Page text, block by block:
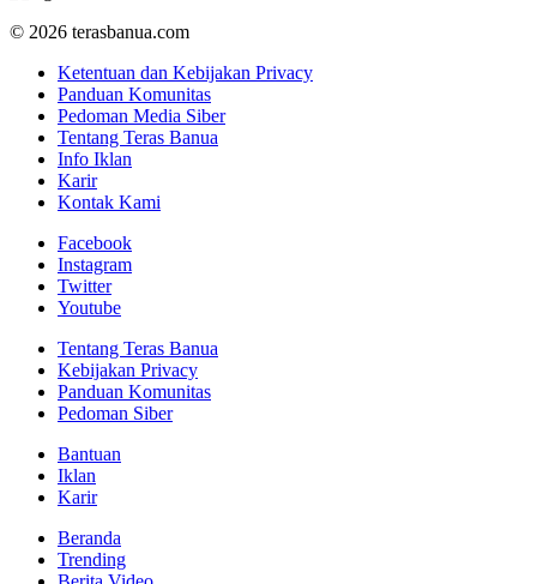
© 2026 terasbanua.com
Ketentuan dan Kebijakan Privacy
Panduan Komunitas
Pedoman Media Siber
Tentang Teras Banua
Info Iklan
Karir
Kontak Kami
Facebook
Instagram
Twitter
Youtube
Tentang Teras Banua
Kebijakan Privacy
Panduan Komunitas
Pedoman Siber
Bantuan
Iklan
Karir
Beranda
Trending